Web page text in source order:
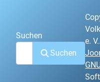
Suchen
Suchen
e.